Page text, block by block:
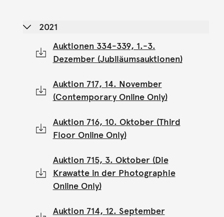
2021
Auktionen 334-339, 1.-3.
Dezember (Jubiläumsauktionen)
Auktion 717, 14. November
(Contemporary Online Only)
Auktion 716, 10. Oktober (Third
Floor Online Only)
Auktion 715, 3. Oktober (Die
Krawatte in der Photographie
Online Only)
Auktion 714, 12. September